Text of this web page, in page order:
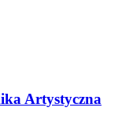
Artystyczna